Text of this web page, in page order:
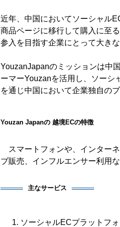
近年、中国においてソーシャル
商品ページに移行して購入に至
参入を目指す企業にとって大き
YouzanJapanのミッションは中
ーマーYouzanを活用し、ソーシ
を通じ中国において企業独自の
Youzan Japanの 越境ECの特徴
スマートフォンや、インター
ブ販売、インフルエンサー利用
主なサービス
ソーシャルECプラットフ